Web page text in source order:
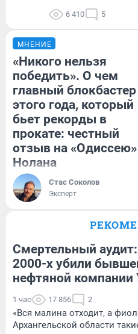
6 410 5
МНЕНИЕ
«Никого нельзя
победить». О чем
главный блокбастер
этого года, который
бьет рекорды в
прокате: честный
отзыв на «Одиссею»
Нолана
Стас Соколов
Эксперт
Смертельный
2000-х убили
нефтяной
1 час 17 856 2
«Вся малина отходит, а
Архангельской области